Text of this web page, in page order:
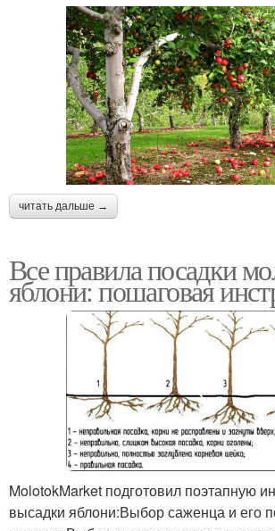
читать дальше →
Все правила посадки
яблони: пошаговая
MolotokMarket подготовил поэтапную
высадки яблони:Выбор саженца и его